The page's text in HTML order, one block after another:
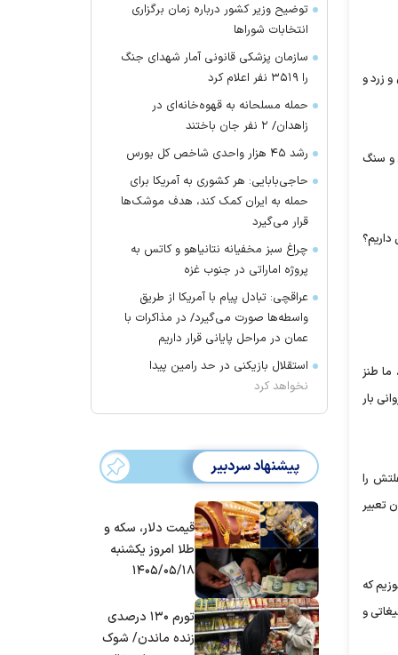
نارنجی و زرد و
و سنگ
طنز
بار
که علتش را
تعبیر
که
و
توضیح وزیر کشور درباره زمان برگزاری
انتخابات شورا‌ها
سازمان پزشکی قانونی آمار شهدای جنگ
را ۳۵۱۹ نفر اعلام کرد
حمله مسلحانه به قهوه‌خانه‌ای در
زاهدان/ ۲ نفر جان باختند
رشد ۴۵ هزار واحدی شاخص کل بورس
حاجی‌بابایی: هر کشوری به آمریکا برای
حمله به ایران کمک کند، هدف موشک‌ها
قرار می‌گیرد
چراغ سبز مخفیانه نتانیاهو و کاتس به
پروژه اماراتی در جنوب غزه
عراقچی: تبادل پیام با آمریکا از طریق
واسطه‌ها صورت می‌گیرد/ در مذاکرات با
عمان در مراحل پایانی قرار داریم
استقلال بازیکنی در حد رامین پیدا
نخواهد کرد
پیشنهاد سردبیر
قیمت دلار، سکه و
طلا امروز یکشنبه
۱۴۰۵/۰۵/۱۸
تورم ۱۳۰ درصدی
زنده ماندن/ شوک